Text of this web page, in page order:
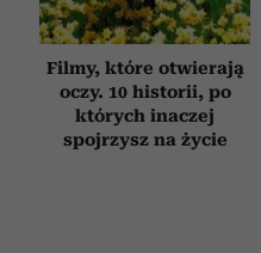
Filmy, które otwierają
oczy. 10 historii, po
których inaczej
spojrzysz na życie